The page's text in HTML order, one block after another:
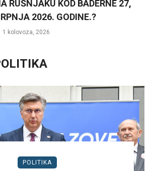
RUŠNJAKU KOD BADERNE 27,
2026. GODINE.?
1 kolovoza, 2026
POLITIKA